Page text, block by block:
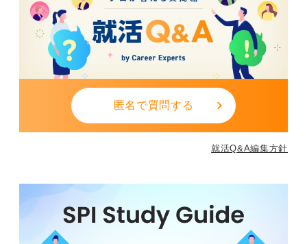
匿名で質問する
就活Q&A編集方針